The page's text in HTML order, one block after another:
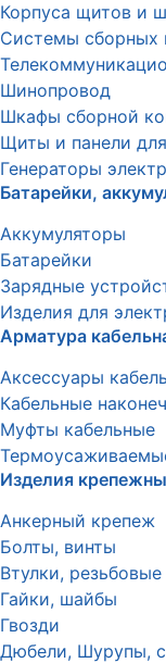
Корпуса щитов и
Системы сборных
Шинопровод
Шкафы сборной
Щиты и панели
Генераторы
Батарейки,
Аккумуляторы
Батарейки
Зарядные
Изделия для
Арматура
Аксессуары
Кабельные
Муфты кабельные
Изделия
Анкерный крепеж
Болты, винты
Втулки,
Гайки, шайбы
Гвозди
Дюбели, Шурупы,